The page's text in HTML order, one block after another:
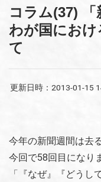
コラム(37)
わが国におけ
て
更新日時： 2013-01-15
今年の新聞週間は去
今回で58回目になり
「『なぜ』『どうし